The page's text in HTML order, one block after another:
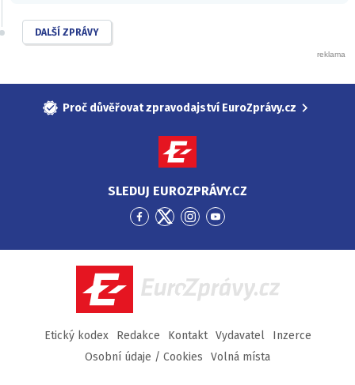
DALŠÍ ZPRÁVY
Proč důvěřovat zpravodajství EuroZprávy.cz
SLEDUJ EUROZPRÁVY.CZ
Přejít
Facebook
Přejít
Twitter
Přejít
Instagram
Přejít
YouTube
EuroZprávy.cz
Etický kodex Redakce Kontakt Vydavatel
Inzerce
Osobní údaje / Cookies
Volná místa